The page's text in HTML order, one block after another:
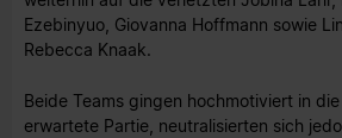
Ezebinyuo, Giovanna Hoffmann sowie
Rebecca Knaak.
Beide Teams gingen hochmotiviert in
erwartete Partie, neutralisierten sich